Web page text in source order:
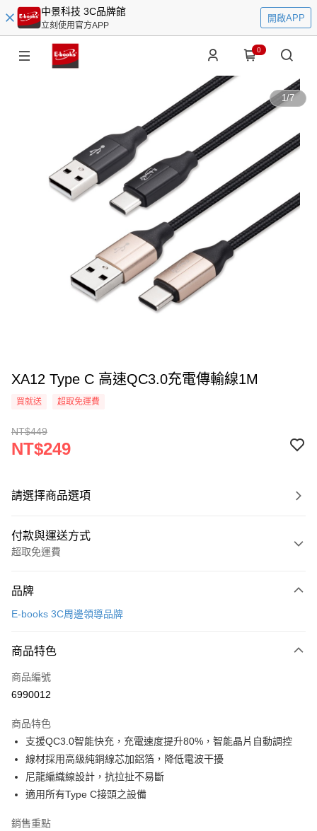
中景科技 3C品牌館
立刻使用官方APP
開啟APP
0
1/7
XA12 Type C 高速QC3.0充電傳輸線1M
買就送 超取免運費
NT$449
NT$249
請選擇商品選項
付款與運送方式
超取免運費
信用卡一次付款
Apple Pay
街口支付
ATM付款
運送方式
付款後全家取貨
品牌
E-books 3C周邊領導品牌
商品特色
商品編號
6990012
商品特色
支援QC3.0智能快充，充電速度提升80%，智能晶片自動調控
線材採用高級純銅線芯加鋁箔，降低電波干擾
尼龍編織線設計，抗拉扯不易斷
適用所有Type C接頭之設備
銷售重點